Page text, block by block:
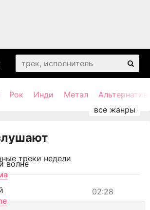
Рок Инди Метал
треки недели
волне
02:28